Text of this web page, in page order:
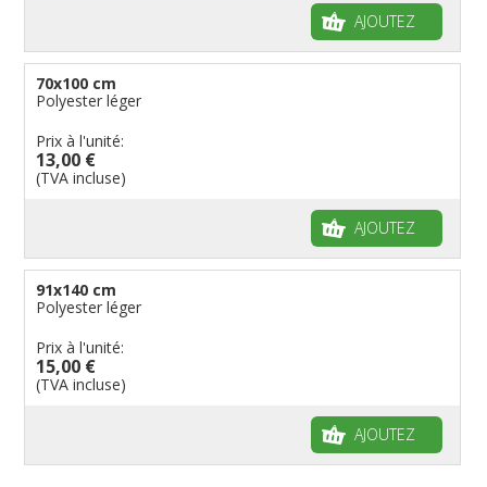
Drapeaux groupes ethniques & nations non
Drapeaux pirates
Drapeaux de table
AJOUTEZ
70x100 cm
Polyester léger
Prix à l'unité:
13,00 €
(TVA incluse)
AJOUTEZ
91x140 cm
Polyester léger
Prix à l'unité:
15,00 €
(TVA incluse)
AJOUTEZ